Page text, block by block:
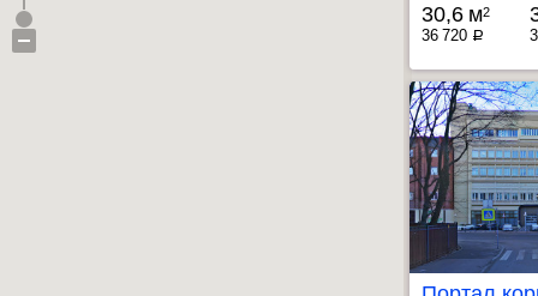
30,6 м2
36 720 a